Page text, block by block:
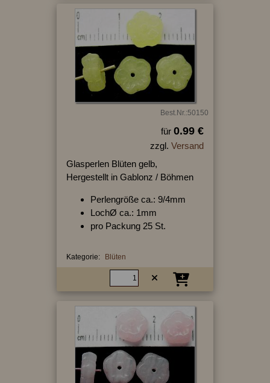
Best.Nr.:50150
für 0.99 €
zzgl. Versand
Glasperlen Blüten gelb,
Hergestellt in Gablonz / Böhmen
Perlengröße ca.: 9/4mm
LochØ ca.: 1mm
pro Packung 25 St.
Kategorie: Blüten